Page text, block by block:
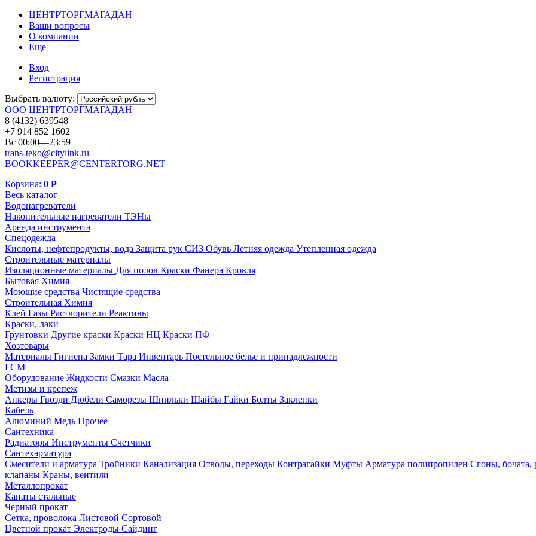
ЦЕНТРТОРГМАГАДАН
Ваши вопросы
О компании
Еще
Вход
Регистрация
Выбрать валюту:
ООО ЦЕНТРТОРГМАГАДАН
8 (4132) 639548
+7 914 852 1602
Вс 00:00—23:59
trans-teko@citylink.ru
BOOKKEEPER@CENTERTORG.NET
Корзина: 0 Р
Весь каталог
Водонагреватели
Накопительные нагреватели ТЭНы
Аренда инструмента
Спецодежда
Кислоты, нефтепродукты, вода Защита рук СИЗ Обувь Летняя одежда Утепленная одежда
Строительные материалы
Изоляционные материалы Для полов Краски Фанера Кровля
Бытовая Химия
Моющие средства Чистящие средства
Строительная Химия
Клей Газы Растворители Реактивы
Краски, лаки
Грунтовки Другие краски Краски НЦ Краски ПФ
Хозтовары
Материалы Гигиена Замки Тара Инвентарь Постельное белье и принадлежности
ГСМ
Оборудование Жидкости Смазки Масла
Метизы и крепеж
Анкеры Гвозди Дюбели Саморезы Шпильки Шайбы Гайки Болты Заклепки
Кабель
Алюминий Медь Прочее
Сантехника
Радиаторы Инструменты Счетчики
Сантехарматура
Смесители и арматура Тройники Канализация Отводы, переходы Контрагайки Муфты Арматура полипропилен Сгоны, бочата,
клапаны Краны, вентили
Металлопрокат
Канаты стальные
Черный прокат
Сетка, проволока Листовой Сортовой
Цветной прокат Электроды Сайдинг